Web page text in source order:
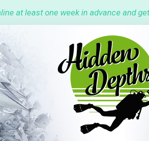
at least one week in advance and